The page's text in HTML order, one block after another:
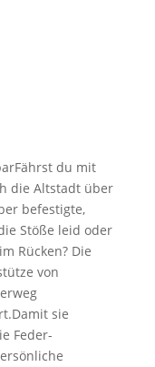
du mit
die Altstadt über
befestigte,
Stöße leid oder
Rücken? Die
von
sie
Feder-